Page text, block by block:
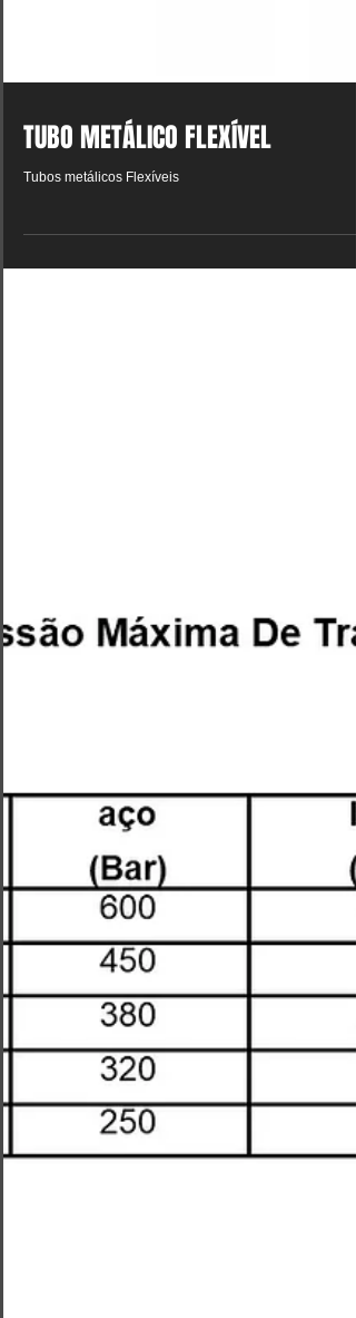
TUBO METÁLICO FLEXÍVEL